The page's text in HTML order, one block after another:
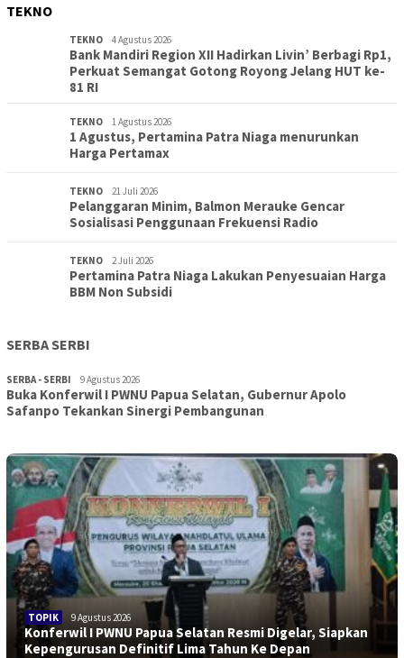
TEKNO
TEKNO 4 Agustus 2026
Bank Mandiri Region XII Hadirkan Livin’ Berbagi Rp1,
Perkuat Semangat Gotong Royong Jelang HUT ke-
81 RI
TEKNO 1 Agustus 2026
1 Agustus, Pertamina Patra Niaga menurunkan
Harga Pertamax
TEKNO 21 Juli 2026
Pelanggaran Minim, Balmon Merauke Gencar
Sosialisasi Penggunaan Frekuensi Radio
TEKNO 2 Juli 2026
Pertamina Patra Niaga Lakukan Penyesuaian Harga
BBM Non Subsidi
SERBA SERBI
SERBA - SERBI 9 Agustus 2026
Buka Konferwil I PWNU Papua Selatan, Gubernur Apolo
Safanpo Tekankan Sinergi Pembangunan
TOPIK 9 Agustus 2026
Konferwil I PWNU Papua Selatan Resmi Digelar, Siapkan
Kepengurusan Definitif Lima Tahun Ke Depan